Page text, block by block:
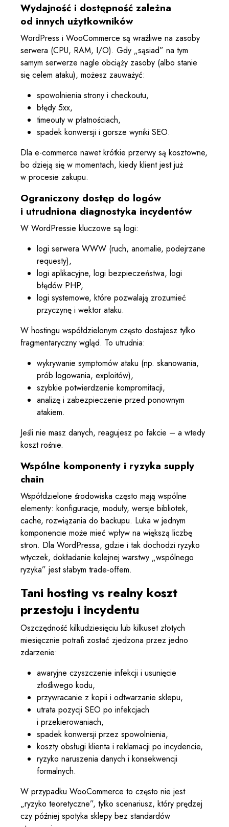
Wydajność i dostępność zależna
od innych użytkowników
WordPress i WooCommerce są wrażliwe na zasoby
serwera (CPU, RAM, I/O). Gdy „sąsiad” na tym
samym serwerze nagle obciąży zasoby (albo stanie
się celem ataku), możesz zauważyć:
spowolnienia strony i checkoutu,
błędy 5xx,
timeouty w płatnościach,
spadek konwersji i gorsze wyniki SEO.
Dla e-commerce nawet krótkie przerwy są kosztowne,
bo dzieją się w momentach, kiedy klient jest już
w procesie zakupu.
Ograniczony dostęp do logów
i utrudniona diagnostyka incydentów
W WordPressie kluczowe są logi:
logi serwera WWW (ruch, anomalie, podejrzane
requesty),
logi aplikacyjne, logi bezpieczeństwa, logi
błędów PHP,
logi systemowe, które pozwalają zrozumieć
przyczynę i wektor ataku.
W hostingu współdzielonym często dostajesz tylko
fragmentaryczny wgląd. To utrudnia:
wykrywanie symptomów ataku (np. skanowania,
prób logowania, exploitów),
szybkie potwierdzenie kompromitacji,
analizę i zabezpieczenie przed ponownym
atakiem.
Jeśli nie masz danych, reagujesz po fakcie – a wtedy
koszt rośnie.
Wspólne komponenty i ryzyka supply
chain
Współdzielone środowiska często mają wspólne
elementy: konfiguracje, moduły, wersje bibliotek,
cache, rozwiązania do backupu. Luka w jednym
komponencie może mieć wpływ na większą liczbę
stron. Dla WordPressa, gdzie i tak dochodzi ryzyko
wtyczek, dokładanie kolejnej warstwy „wspólnego
ryzyka” jest słabym trade-offem.
Tani hosting vs realny koszt
przestoju i incydentu
Oszczędność kilkudziesięciu lub kilkuset złotych
miesięcznie potrafi zostać zjedzona przez jedno
zdarzenie:
awaryjne czyszczenie infekcji i usunięcie
złośliwego kodu,
przywracanie z kopii i odtwarzanie sklepu,
utrata pozycji SEO po infekcjach
i przekierowaniach,
spadek konwersji przez spowolnienia,
koszty obsługi klienta i reklamacji po incydencie,
ryzyko naruszenia danych i konsekwencji
formalnych.
W przypadku WooCommerce to często nie jest
„ryzyko teoretyczne”, tylko scenariusz, który prędzej
czy później spotyka sklepy bez standardów